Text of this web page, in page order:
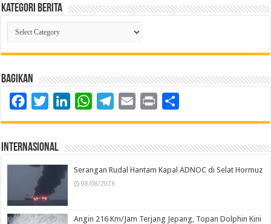
Kategori Berita
Kategori
Berita
Bagikan
FacebookTwitterLinkedInWhatsAppTelegram
Email Print
Internasional
Serangan Rudal Hantam Kapal ADNOC di Selat Hormuz
08/08/2026
Angin 216 Km/Jam Terjang Jepang, Topan Dolphin Kini